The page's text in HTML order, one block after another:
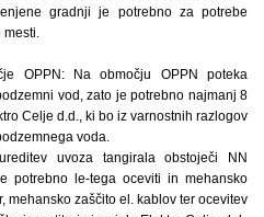
gradnji je potrebno za potrebe
OPPN: Na območju OPPN poteka
vod, zato je potrebno najmanj 8
Celje d.d., ki bo iz varnostnih razlogov
voda.
uvoza tangirala obstoječi NN
potrebno le-tega oceviti in mehansko
mehansko zaščito el. kablov ter ocevitev